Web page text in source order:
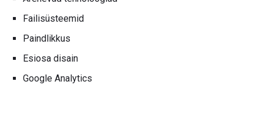
Failisüsteemid
Paindlikkus
Esiosa disain
Google Analytics